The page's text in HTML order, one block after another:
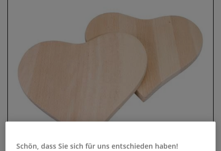
Schön, dass Sie sich für uns entschieden haben!